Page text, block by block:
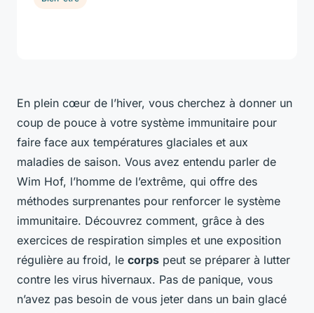
En plein cœur de l’hiver, vous cherchez à donner un
coup de pouce à votre système immunitaire pour
faire face aux températures glaciales et aux
maladies de saison. Vous avez entendu parler de
Wim Hof, l’homme de l’extrême, qui offre des
méthodes surprenantes pour renforcer le système
immunitaire. Découvrez comment, grâce à des
exercices de respiration simples et une exposition
régulière au froid, le corps peut se préparer à lutter
contre les virus hivernaux. Pas de panique, vous
n’avez pas besoin de vous jeter dans un bain glacé